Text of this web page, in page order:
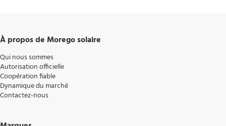
À propos de Morego solaire
Qui nous sommes
Autorisation officielle
Coopération fiable
Dynamique du marché
Contactez-nous